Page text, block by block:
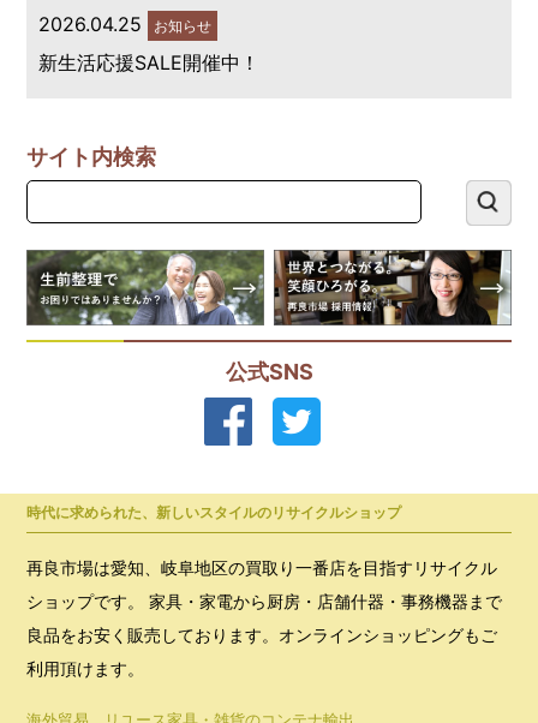
2026.04.25 お知らせ
新生活応援SALE開催中！
サイト内検索
公式SNS
時代に求められた、新しいスタイルのリサイクルショップ
再良市場は愛知、岐阜地区の買取り一番店を目指すリサイクル
ショップです。 家具・家電から厨房・店舗什器・事務機器まで
良品をお安く販売しております。オンラインショッピングもご
利用頂けます。